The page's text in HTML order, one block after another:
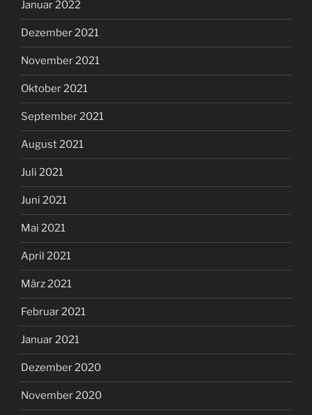
Januar 2022
Dezember 2021
November 2021
Oktober 2021
September 2021
August 2021
Juli 2021
Juni 2021
Mai 2021
April 2021
März 2021
Februar 2021
Januar 2021
Dezember 2020
November 2020